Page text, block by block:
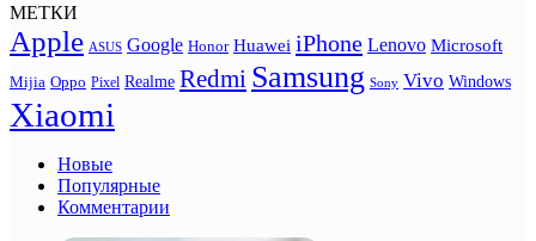
МЕТКИ
Apple ASUS Google Honor Huawei iPhone Lenovo Microsoft
Mijia Oppo Pixel Realme Redmi Samsung Sony Vivo Windows
Xiaomi
Новые
Популярные
Комментарии